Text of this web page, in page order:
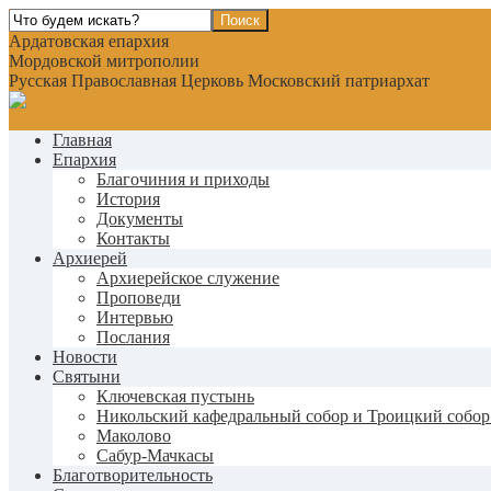
Ардатовская епархия
Мордовской митрополии
Русская Православная Церковь Московский патриархат
Главная
Епархия
Благочиния и приходы
История
Документы
Контакты
Архиерей
Архиерейское служение
Проповеди
Интервью
Послания
Новости
Святыни
Ключевская пустынь
Никольский кафедральный собор и Троицкий собор
Маколово
Сабур-Мачкасы
Благотворительность